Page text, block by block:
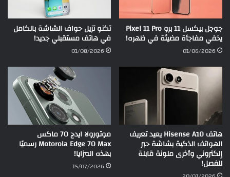
جوجل بيكسل 11 برو Pixel 11 Pro
يخفي مفاجأة مضيئة في ظهره!
01/08/2026
تكنو تزيل حواف الشاشة بالكامل
في هاتف مستقبلي جديد!
01/08/2026
هاتف Hisense A10 يعيد تعريف
الهواتف الذكية بشاشة حبر
إلكتروني وأخرى ملونة قابلة
للفصل!
موتورولا ايدج 70 ماكس
Motorola Edge 70 Max رسميًا
بهذه المزايا!
15/07/2026